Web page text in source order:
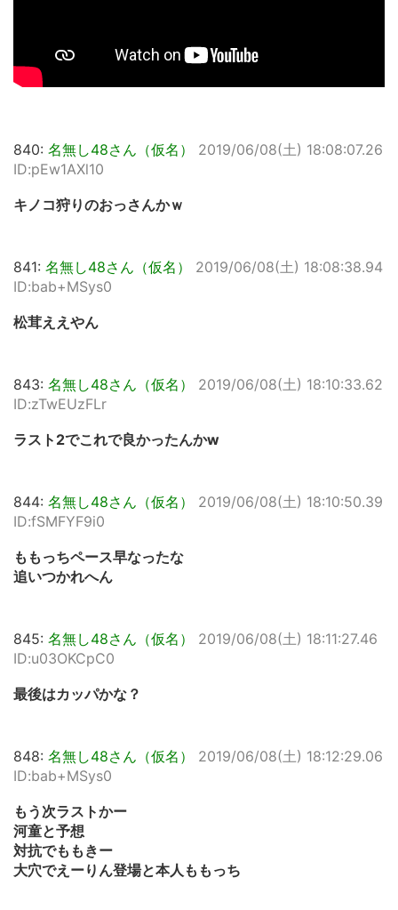
840: 名無し48さん（仮名）
2019/06/08(土) 18:08:07.26
ID:pEw1AXl10
キノコ狩りのおっさんかｗ
841: 名無し48さん（仮名）
2019/06/08(土) 18:08:38.94
ID:bab+MSys0
松茸ええやん
843: 名無し48さん（仮名）
2019/06/08(土) 18:10:33.62
ID:zTwEUzFLr
ラスト2でこれで良かったんかw
844: 名無し48さん（仮名）
2019/06/08(土) 18:10:50.39
ID:fSMFYF9i0
ももっちペース早なったな
追いつかれへん
845: 名無し48さん（仮名）
2019/06/08(土) 18:11:27.46
ID:u03OKCpC0
最後はカッパかな？
848: 名無し48さん（仮名）
2019/06/08(土) 18:12:29.06
ID:bab+MSys0
もう次ラストかー
河童と予想
対抗でももきー
大穴でえーりん登場と本人ももっち